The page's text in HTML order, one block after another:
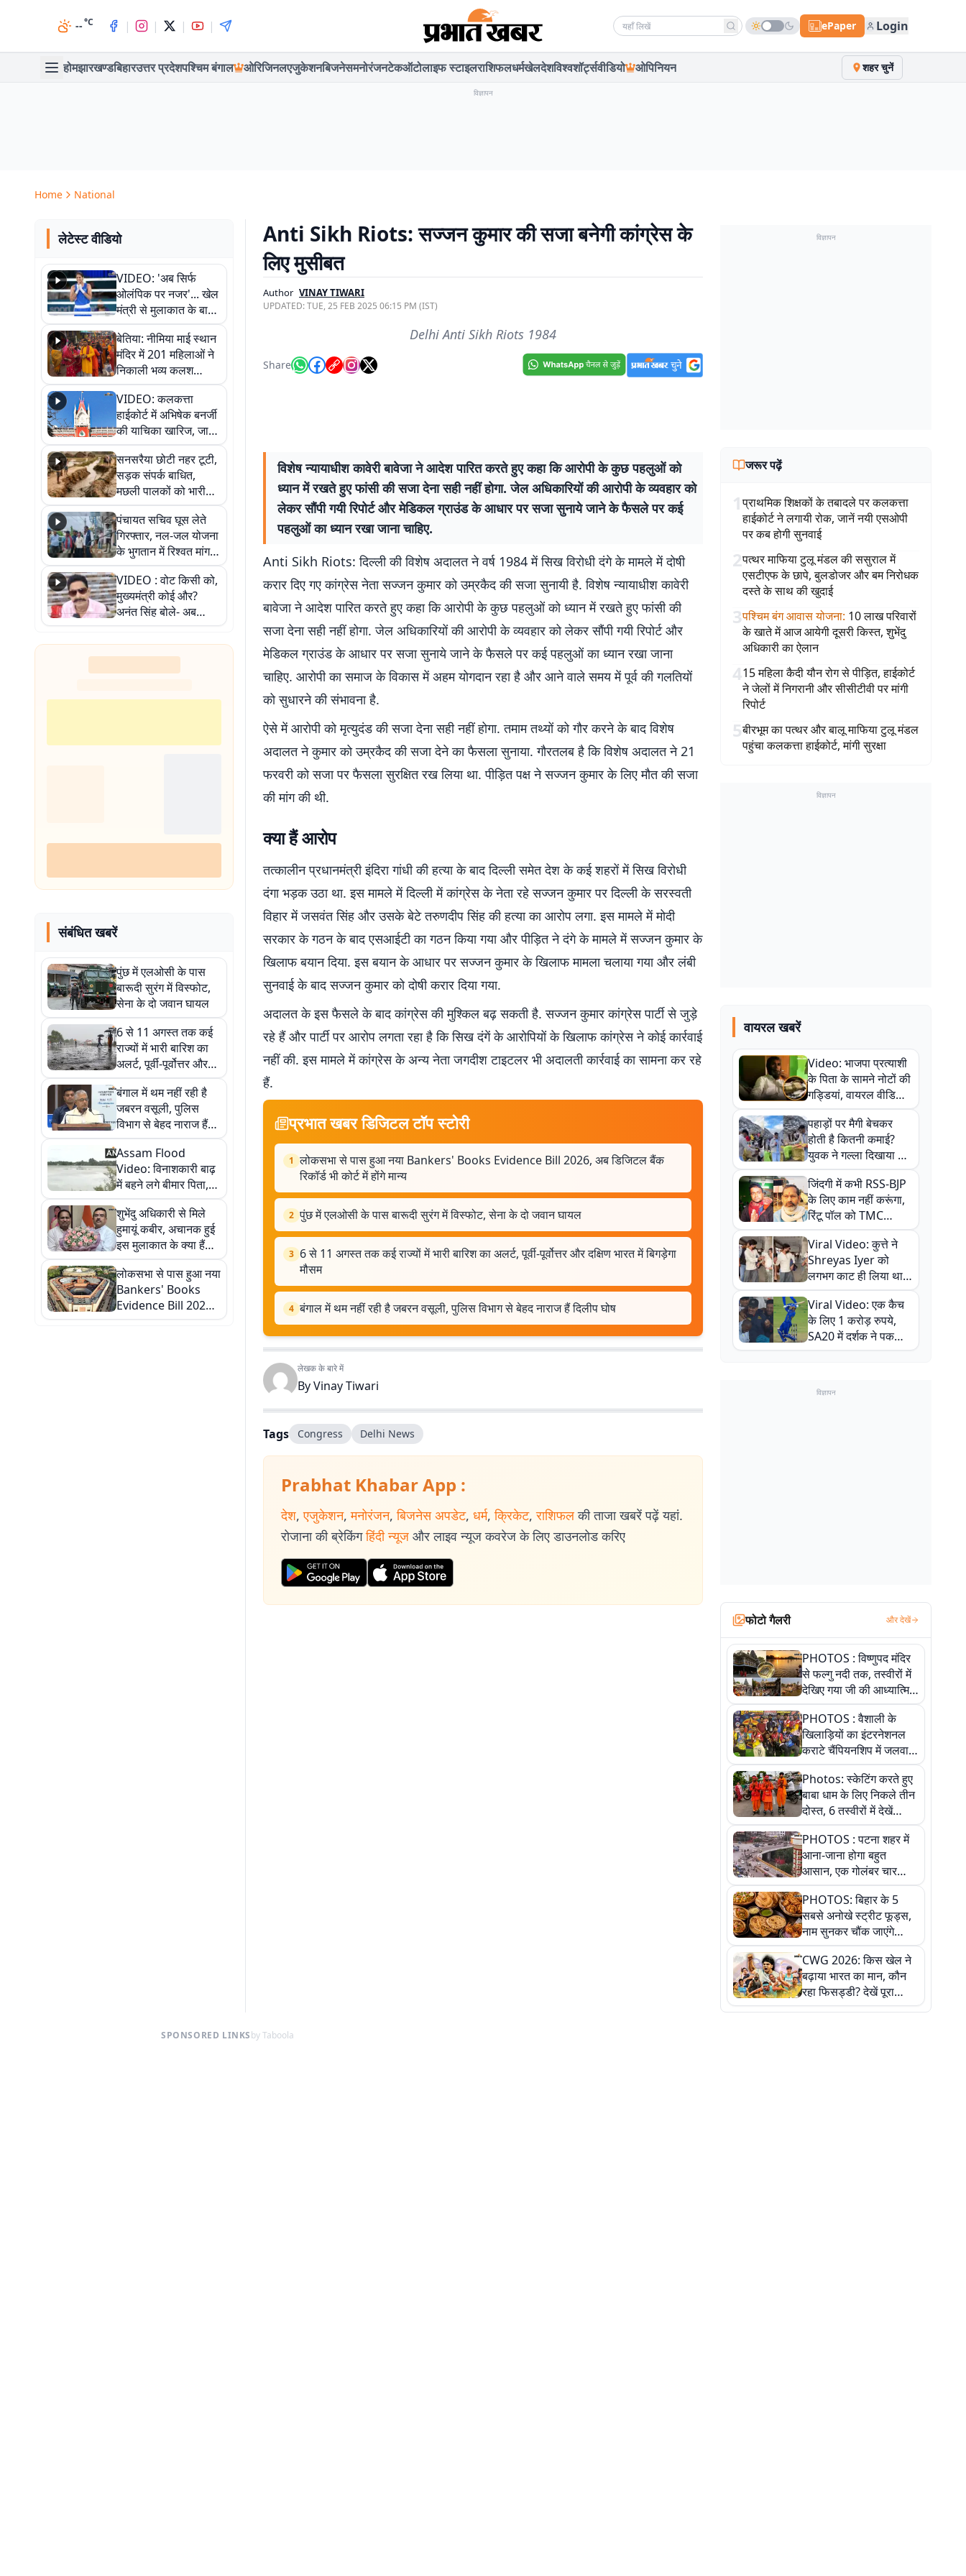
--°C | | | | Search news ePaper Login
होमझारखण्डबिहारउत्तर प्रदेशपश्चिम बंगाल ओरिजिनलएजुकेशनबिजनेसमनोरंजनटेकऑटोलाइफ स्टाइलराशिफलधर्मखेलदेशविश्वशॉर्ट्सवीडियो ओपिनियन शहर चुनें
विज्ञापन
Home National
लेटेस्ट वीडियो
VIDEO: 'अब सिर्फ
ओलंपिक पर नजर'... खेल
मंत्री से मुलाकात के बाद
जैसमीन लंबोरिया का बड़ा
बयान
बेतिया: नीमिया माई स्थान
मंदिर में 201 महिलाओं ने
निकाली भव्य कलश
शोभायात्रा, शिवलिंग
प्राण-प्रतिष्ठा महोत्सव
शुरू
VIDEO: कलकत्ता
हाईकोर्ट में अभिषेक बनर्जी
की याचिका खारिज, जानें
क्या है पूरा मामला
सनसरैया छोटी नहर टूटी,
सड़क संपर्क बाधित,
मछली पालकों को भारी
नुकसान
पंचायत सचिव घूस लेते
गिरफ्तार, नल-जल योजना
के भुगतान में रिश्वत मांगना
पड़ा भारी
VIDEO : वोट किसी को,
मुख्यमंत्री कोई और?
अनंत सिंह बोले- अब
जनता हर चुनाव में देगी
जवाब
संबंधित खबरें
पुंछ में एलओसी के पास
बारूदी सुरंग में विस्फोट,
सेना के दो जवान घायल
6 से 11 अगस्त तक कई
राज्यों में भारी बारिश का
अलर्ट, पूर्वी-पूर्वोत्तर और
दक्षिण भारत में बिगड़ेगा
मौसम
बंगाल में थम नहीं रही है
जबरन वसूली, पुलिस
विभाग से बेहद नाराज हैं
दिलीप घोष
Assam Flood
Video: विनाशकारी बाढ़
में बहने लगे बीमार पिता,
युवक ने सुनाई दर्दभरी
कहानी
शुभेंदु अधिकारी से मिले
हुमायूं कबीर, अचानक हुई
इस मुलाकात के क्या हैं
कारण
लोकसभा से पास हुआ नया
Bankers' Books
Evidence Bill 2026,
अब डिजिटल बैंक रिकॉर्ड
Anti Sikh Riots: सज्जन कुमार की सजा बनेगी कांग्रेस के
लिए मुसीबत
Author VINAY TIWARI
UPDATED:TUE, 25 FEB 2025 06:15 PM (IST)
Delhi Anti Sikh Riots 1984
Share
विशेष न्यायाधीश कावेरी बावेजा ने आदेश पारित करते हुए कहा कि आरोपी के कुछ पहलुओं को
ध्यान में रखते हुए फांसी की सजा देना सही नहीं होगा. जेल अधिकारियों की आरोपी के व्यवहार को
लेकर सौंपी गयी रिपोर्ट और मेडिकल ग्राउंड के आधार पर सजा सुनाये जाने के फैसले पर कई
पहलुओं का ध्यान रखा जाना चाहिए.
Anti Sikh Riots: दिल्ली की विशेष अदालत ने वर्ष 1984 में सिख विरोधी दंगे के मामले में दोषी
करार दिए गए कांग्रेस नेता सज्जन कुमार को उम्रकैद की सजा सुनायी है. विशेष न्यायाधीश कावेरी
बावेजा ने आदेश पारित करते हुए कहा कि आरोपी के कुछ पहलुओं को ध्यान में रखते हुए फांसी की
सजा देना सही नहीं होगा. जेल अधिकारियों की आरोपी के व्यवहार को लेकर सौंपी गयी रिपोर्ट और
मेडिकल ग्राउंड के आधार पर सजा सुनाये जाने के फैसले पर कई पहलुओं का ध्यान रखा जाना
चाहिए. आरोपी का समाज के विकास में अहम योगदान रहा है और आने वाले समय में पूर्व की गलतियों
को सुधारने की संभावना है.
ऐसे में आरोपी को मृत्युदंड की सजा देना सही नहीं होगा. तमाम तथ्यों को गौर करने के बाद विशेष
अदालत ने कुमार को उम्रकैद की सजा देने का फैसला सुनाया. गौरतलब है कि विशेष अदालत ने 21
फरवरी को सजा पर फैसला सुरक्षित रख लिया था. पीड़ित पक्ष ने सज्जन कुमार के लिए मौत की सजा
की मांग की थी.
क्या हैं आरोप
तत्कालीन प्रधानमंत्री इंदिरा गांधी की हत्या के बाद दिल्ली समेत देश के कई शहरों में सिख विरोधी
दंगा भड़क उठा था. इस मामले में दिल्ली में कांग्रेस के नेता रहे सज्जन कुमार पर दिल्ली के सरस्वती
विहार में जसवंत सिंह और उसके बेटे तरुणदीप सिंह की हत्या का आरोप लगा. इस मामले में मोदी
सरकार के गठन के बाद एसआईटी का गठन किया गया और पीड़ित ने दंगे के मामले में सज्जन कुमार के
खिलाफ बयान दिया. इस बयान के आधार पर सज्जन कुमार के खिलाफ मामला चलाया गया और लंबी
सुनवाई के बाद सज्जन कुमार को दोषी करार दिया गया.
अदालत के इस फैसले के बाद कांग्रेस की मुश्किल बढ़ सकती है. सज्जन कुमार कांग्रेस पार्टी से जुड़े
रहे हैं और पार्टी पर आरोप लगता रहा है कि सिख दंगें के आरोपियों के खिलाफ कांग्रेस ने कोई कार्रवाई
नहीं की. इस मामले में कांग्रेस के अन्य नेता जगदीश टाइटलर भी अदालती कार्रवाई का सामना कर रहे
हैं.
प्रभात खबर डिजिटल टॉप स्टोरी
1 लोकसभा से पास हुआ नया Bankers' Books Evidence Bill 2026, अब डिजिटल बैंक
रिकॉर्ड भी कोर्ट में होंगे मान्य
2 पुंछ में एलओसी के पास बारूदी सुरंग में विस्फोट, सेना के दो जवान घायल
3 6 से 11 अगस्त तक कई राज्यों में भारी बारिश का अलर्ट, पूर्वी-पूर्वोत्तर और दक्षिण भारत में बिगड़ेगा
मौसम
4 बंगाल में थम नहीं रही है जबरन वसूली, पुलिस विभाग से बेहद नाराज हैं दिलीप घोष
लेखक के बारे में
ByVinay Tiwari
Tags Congress Delhi News
Prabhat Khabar App :
देश, एजुकेशन, मनोरंजन, बिजनेस अपडेट, धर्म, क्रिकेट, राशिफल की ताजा खबरें पढ़ें यहां.
रोजाना की ब्रेकिंग हिंदी न्यूज और लाइव न्यूज कवरेज के लिए डाउनलोड करिए
विज्ञापन
जरूर पढ़ें
1प्राथमिक शिक्षकों के तबादले पर कलकत्ता
हाईकोर्ट ने लगायी रोक, जानें नयी एसओपी
पर कब होगी सुनवाई
2पत्थर माफिया टुलू मंडल की ससुराल में
एसटीएफ के छापे, बुलडोजर और बम निरोधक
दस्ते के साथ की खुदाई
3पश्चिम बंग आवास योजना: 10 लाख परिवारों
के खाते में आज आयेगी दूसरी किस्त, शुभेंदु
अधिकारी का ऐलान
415 महिला कैदी यौन रोग से पीड़ित, हाईकोर्ट
ने जेलों में निगरानी और सीसीटीवी पर मांगी
रिपोर्ट
5बीरभूम का पत्थर और बालू माफिया टुलू मंडल
पहुंचा कलकत्ता हाईकोर्ट, मांगी सुरक्षा
विज्ञापन
वायरल खबरें
Video: भाजपा प्रत्याशी
के पिता के सामने नोटों की
गड्डियां, वायरल वीडियो
से राजनीति में उबाल,
अजित महतो बोले- TMC
की गंदी चाल
पहाड़ों पर मैगी बेचकर
होती है कितनी कमाई?
युवक ने गल्ला दिखाया तो
नौकरी वालों के खड़े हो गए
कान
जिंदगी में कभी RSS-BJP
के लिए काम नहीं करूंगा,
रिंटू पॉल को TMC
ऑफिस में ले जाकर पीटा,
Video वायरल
Viral Video: कुत्ते ने
Shreyas Iyer को
लगभग काट ही लिया था,
न्यूजीलैंड सीरीज से पहले
बाल-बाल बचे
Viral Video: एक कैच
के लिए 1 करोड़ रुपये,
SA20 में दर्शक ने पकड़ा
एक हाथ से गजब का कैच
विज्ञापन
फोटो गैलरी और देखें
PHOTOS : विष्णुपद मंदिर
से फल्गु नदी तक, तस्वीरों में
देखिए गया जी की आध्यात्मिक
पहचान
PHOTOS : वैशाली के
खिलाड़ियों का इंटरनेशनल
कराटे चैंपियनशिप में जलवा,
जीते 9 पदक, पांच तस्वीर से
देखिए पूरा खेल
Photos: स्केटिंग करते हुए
बाबा धाम के लिए निकले तीन
दोस्त, 6 तस्वीरों में देखें
आस्था और जुनून की कहानी
PHOTOS : पटना शहर में
आना-जाना होगा बहुत
आसान, एक गोलंबर चार
फ्लाईओवर को जोड़ेगा
PHOTOS: बिहार के 5
सबसे अनोखे स्ट्रीट फूड्स,
नाम सुनकर चौंक जाएंगे
लेकिन स्वाद ऐसा कि बार-बार
खाने का करेगा मन
CWG 2026: किस खेल ने
बढ़ाया भारत का मान, कौन
रहा फिसड्डी? देखें पूरा
रिपोर्ट कार्ड
SPONSORED LINKSby Taboola